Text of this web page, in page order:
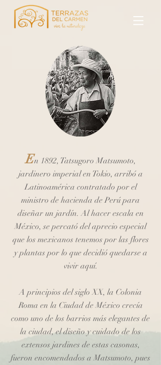
En 1892, Tatsugoro Matsumoto,
jardinero imperial en Tokio, arribó a
Latinoamérica contratado por el
ministro de hacienda de Perú para
diseñar un jardín. Al hacer escala en
México, se percató del aprecio especial
que los mexicanos tenemos por las flores
y plantas por lo que decidió quedarse a
vivir aquí.
A principios del siglo XX, la Colonia
Roma en la Ciudad de México crecía
como uno de los barrios más elegantes de
la ciudad, el diseño y cuidado de los
extensos jardines de estas casonas,
fueron encomendados a Matsumoto, pues